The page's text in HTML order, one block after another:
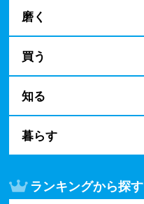
磨く
買う
知る
暮らす
ランキングから探す